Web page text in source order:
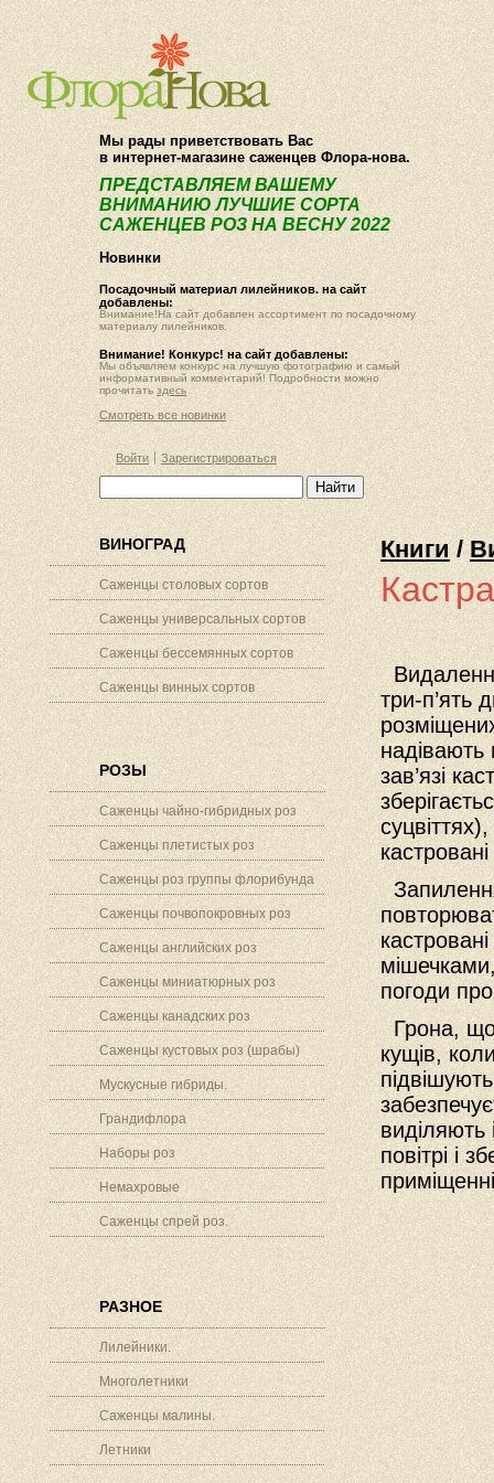
О компании Как купить
Мы рады приветствовать Вас
в интернет-магазине саженцев Флора-нова.
ПРЕДСТАВЛЯЕМ ВАШЕМУ
ВНИМАНИЮ ЛУЧШИЕ СОРТА
САЖЕНЦЕВ РОЗ НА ВЕСНУ 2022
Новинки
Посадочный материал лилейников. на сайт
добавлены:
Внимание!На сайт добавлен ассортимент по посадочному
материалу лилейников.
Внимание! Конкурс! на сайт добавлены:
Мы объявляем конкурс на лучшую фотографию и самый
информативный комментарий! Подробности можно
прочитать здесь
Смотреть все новинки
Войти Зарегистрироваться
ВИНОГРАД
Саженцы столовых сортов
Саженцы универсальных сортов
Саженцы бессемянных сортов
Саженцы винных сортов
РОЗЫ
Саженцы чайно-гибридных роз
Саженцы плетистых роз
Саженцы роз группы флорибунда
Саженцы почвопокровных роз
Саженцы английских роз
Саженцы миниатюрных роз
Саженцы канадских роз
Саженцы кустовых роз (шрабы)
Мускусные гибриды.
Грандифлора
Наборы роз
Немахровые
Саженцы спрей роз.
РАЗНОЕ
Лилейники.
Многолетники
Саженцы малины.
Летники
Книги/
три-п’ять
надівають
зав’язі
кастровані
погоди
Грона, що
кущів,
виділяють
повітрі і